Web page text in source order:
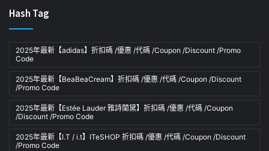
Hash Tag
2025年最新【adidas】折扣碼 /優惠 /代碼 /Coupon /Discount /Promo
Code
2025年最新【BeaBeaCream】折扣碼 /優惠 /代碼 /Coupon /Discount
/Promo Code
2025年最新【Estée Lauder 雅詩蘭黛】折扣碼 /優惠 /代碼 /Coupon
/Discount /Promo Code
2025年最新【I.T / i.t】ITeSHOP 折扣碼 /優惠 /代碼 /Coupon /Discount
/Promo Code